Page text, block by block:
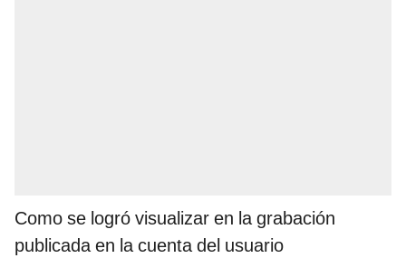
Como se logró visualizar en la grabación
publicada en la cuenta del usuario